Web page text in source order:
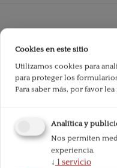
Cookies en este sitio
Utilizamos cookies para
para proteger los
Para saber más, por favor
Analítica y
Nos permiten
experiencia.
↓ 1 servicio